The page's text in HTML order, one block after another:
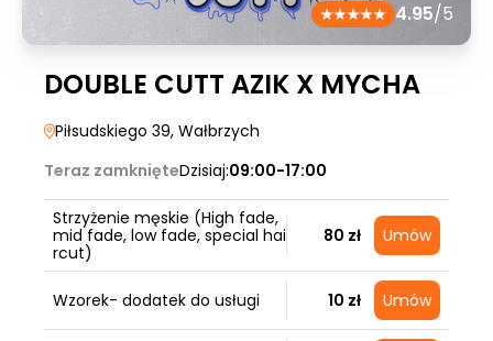
4.95/5
DOUBLE CUTT AZIK X MYCHA
Piłsudskiego 39, Wałbrzych
Teraz zamknięteDzisiaj:09:00-17:00
Strzyżenie męskie (High fade,
mid fade, low fade, special hai
rcut)
80 zł Umów
Wzorek- dodatek do usługi 10 zł Umów